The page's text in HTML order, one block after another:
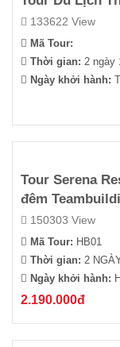
133622 View
Mã Tour:
Thời gian: 2 ngày
Ngày khởi hành:
Tour Serena
đêm
150303 View
Mã Tour: HB01
Thời gian: 2
Ngày khởi hành:
2.190.000đ